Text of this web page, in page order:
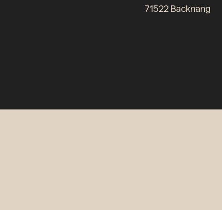
71522 Backnang